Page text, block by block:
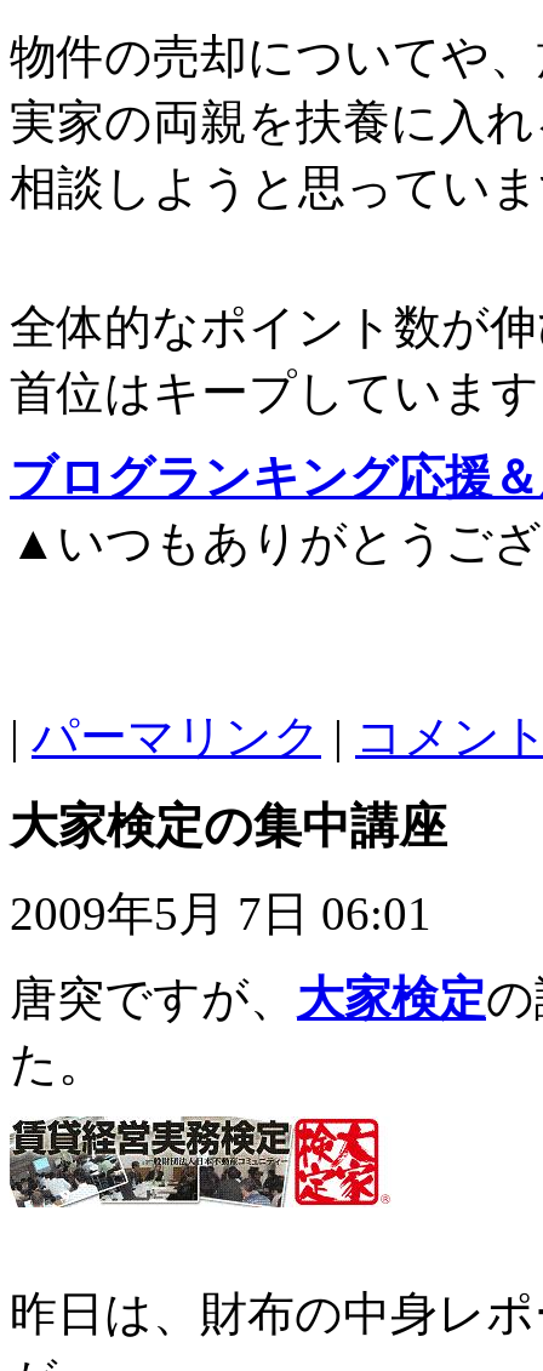
物件の売却についてや
実家の両親を扶養に入
相談しようと思ってい
全体的なポイント数が
首位はキープしていま
ブログランキング応援
▲いつもありがとうご
| パーマリンク | コメン
大家検定の集中講座
2009年5月 7日 06:01
唐突ですが、 大家検定
た。
昨日は、財布の中身レ